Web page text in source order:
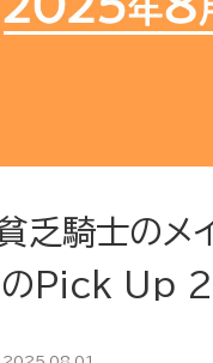
乏騎士のメ
のPick Up
2025.08.01